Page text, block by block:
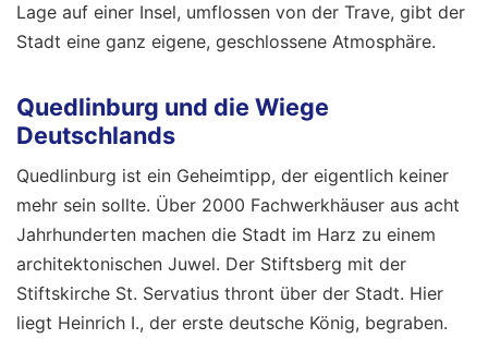
Lage auf einer Insel, umflossen von der Trave, gibt der
Stadt eine ganz eigene, geschlossene Atmosphäre.
Quedlinburg und die Wiege
Deutschlands
Quedlinburg ist ein Geheimtipp, der eigentlich keiner
mehr sein sollte. Über 2000 Fachwerkhäuser aus acht
Jahrhunderten machen die Stadt im Harz zu einem
architektonischen Juwel. Der Stiftsberg mit der
Stiftskirche St. Servatius thront über der Stadt. Hier
liegt Heinrich I., der erste deutsche König, begraben.